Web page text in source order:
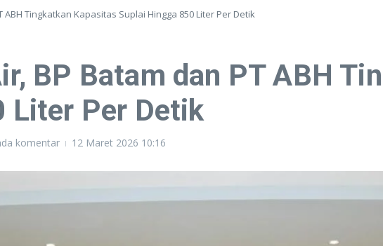
Tingkatkan Kapasitas Suplai Hingga 850 Liter Per Detik
BP Batam dan PT ABH
Liter Per Detik
komentar 12 Maret 2026 10:16